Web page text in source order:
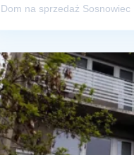
Dom na sprzedaż Sosnowiec